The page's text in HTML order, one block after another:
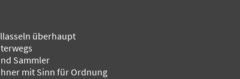
überhaupt
Sammler
mit Sinn für Ordnung